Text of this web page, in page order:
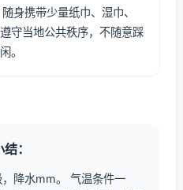
身携带少量纸巾、湿巾、
守当地公共秩序，不随意踩
。
：
降水mm。 气温条件一